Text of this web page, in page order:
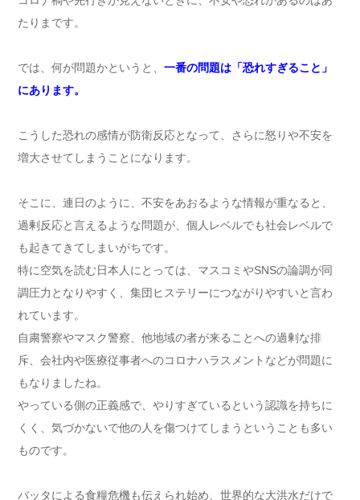
たりまです。
では、何が問題かというと、 一番の問題は「恐れすぎること」
にあります。
こうした恐れの感情が防衛反応となって、さらに怒りや不安を
増大させてしまうことになります。
そこに、連日のように、不安をあおるような情報が重なると、
過剰反応と言えるような問題が、個人レベルでも社会レベルで
も起きてきてしまいがちです。
特に空気を読む日本人にとっては、マスコミやSNSの論調が同
調圧力となりやすく、集団ヒステリーにつながりやすいと言わ
れています。
自粛警察やマスク警察、他地域の者が来ることへの過剰な排
斥、会社内や医療従事者へのコロナハラスメントなどが問題に
もなりましたね。
やっている側の正義感で、やりすぎているという認識を持ちに
くく、気づかないで他の人を傷つけてしまうということも多い
ものです。
バッタによる食糧危機も伝えられ始め、世界的な大洪水だけで